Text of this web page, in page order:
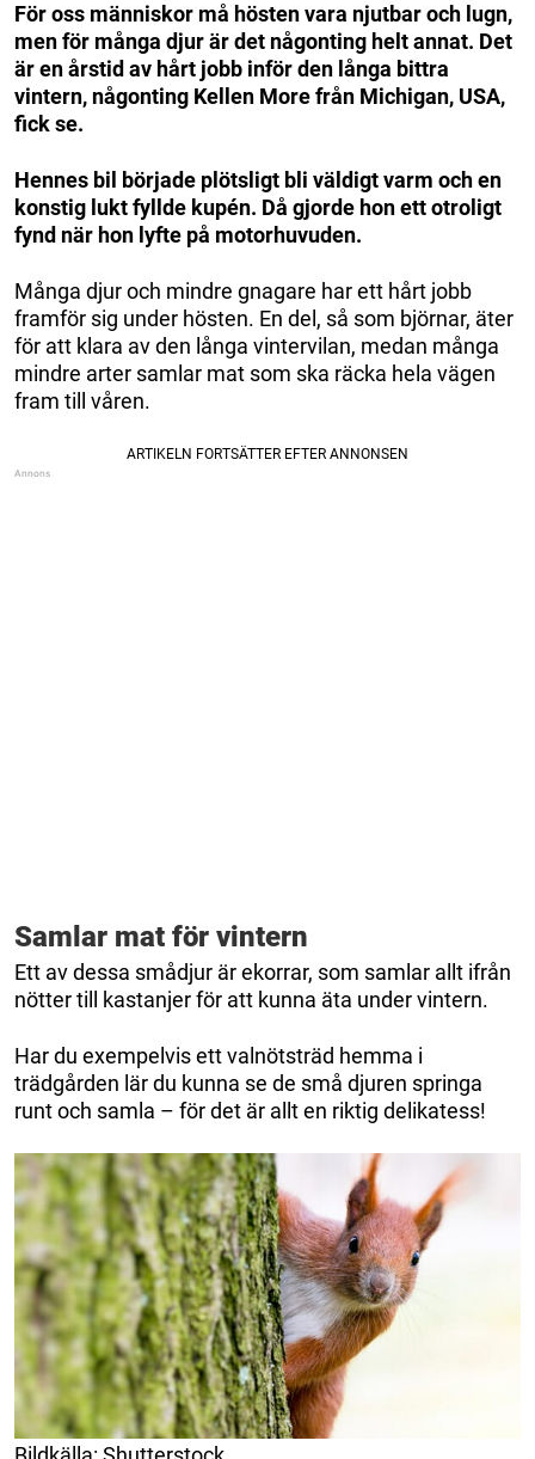
För oss människor må hösten vara njutbar och lugn,
men för många djur är det någonting helt annat. Det
är en årstid av hårt jobb inför den långa bittra
vintern, någonting Kellen More från Michigan, USA,
fick se.
Hennes bil började plötsligt bli väldigt varm och en
konstig lukt fyllde kupén. Då gjorde hon ett otroligt
fynd när hon lyfte på motorhuvuden.
Många djur och mindre gnagare har ett hårt jobb
framför sig under hösten. En del, så som björnar, äter
för att klara av den långa vintervilan, medan många
mindre arter samlar mat som ska räcka hela vägen
fram till våren.
Samlar mat för vintern
Ett av dessa smådjur är ekorrar, som samlar allt ifrån
nötter till kastanjer för att kunna äta under vintern.
Har du exempelvis ett valnötsträd hemma i
trädgården lär du kunna se de små djuren springa
runt och samla – för det är allt en riktig delikatess!